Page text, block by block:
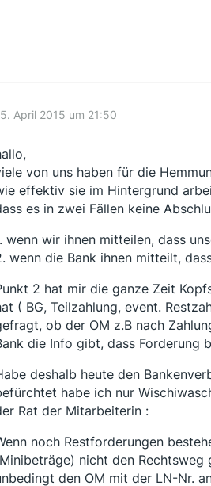
April 2015 um 21:50
von uns haben für die
effektiv sie im Hintergrund
es in zwei Fällen keine
wenn wir ihnen mitteilen, dass
wenn die Bank ihnen mitteilt,
2 hat mir die ganze Zeit
( BG, Teilzahlung, event.
ob der OM z.B nach
die Info gibt, dass Forderung
deshalb heute den
habe ich nur
Rat der Mitarbeiterin :
noch Restforderungen
nicht den
den OM mit der LN-Nr.